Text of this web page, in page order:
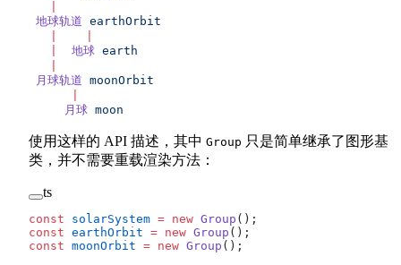
地球轨道 earthOrbit
  地球
earth
月球轨道 moonOrbit
     月球
moon
使用这样的 API 描述，其中 Group 只是简单继承了图形基
类，并不需要重载渲染方法：
ts
const solarSystem = new Group ();
const earthOrbit = new Group ();
const moonOrbit = new Group ();